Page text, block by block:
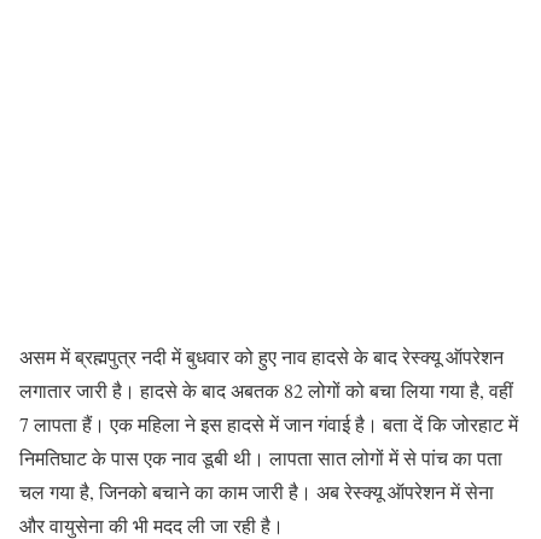
असम में ब्रह्मपुत्र नदी में बुधवार को हुए नाव हादसे के बाद रेस्क्यू ऑपरेशन
लगातार जारी है। हादसे के बाद अबतक 82 लोगों को बचा लिया गया है, वहीं
7 लापता हैं। एक महिला ने इस हादसे में जान गंवाई है। बता दें कि जोरहाट में
निमतिघाट के पास एक नाव डूबी थी। लापता सात लोगों में से पांच का पता
चल गया है, जिनको बचाने का काम जारी है। अब रेस्क्यू ऑपरेशन में सेना
और वायुसेना की भी मदद ली जा रही है।